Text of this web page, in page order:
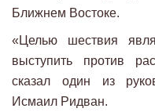
Ближнем Востоке.
«Целью шествия
выступить против
сказал один из
Исмаил Ридван.